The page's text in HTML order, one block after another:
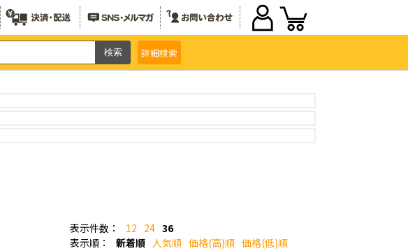
詳細検索
表示件数： 12 24 36
表示順：
新着順 人気順 価格(高)順 価格(低)順